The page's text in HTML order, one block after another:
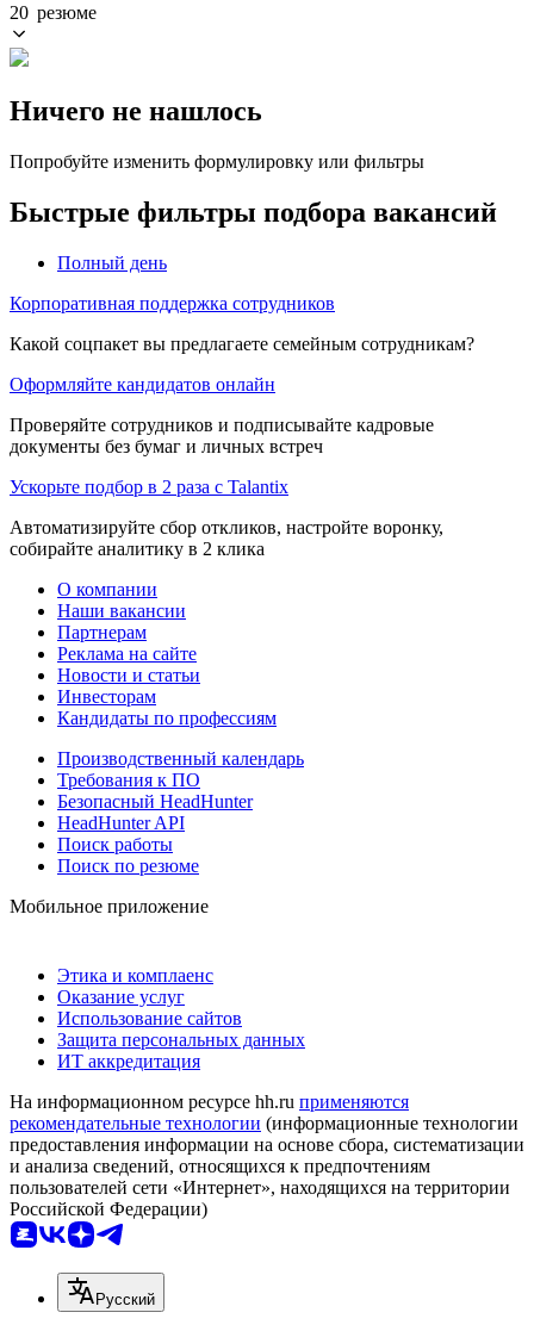
20 резюме
Ничего не нашлось
Попробуйте изменить формулировку или фильтры
Быстрые фильтры подбора вакансий
Полный день
Корпоративная поддержка сотрудников
Какой соцпакет вы предлагаете семейным сотрудникам?
Оформляйте кандидатов онлайн
Проверяйте сотрудников и подписывайте кадровые
документы без бумаг и личных встреч
Ускорьте подбор в 2 раза с Talantix
Автоматизируйте сбор откликов, настройте воронку,
собирайте аналитику в 2 клика
О компании
Наши вакансии
Партнерам
Реклама на сайте
Новости и статьи
Инвесторам
Кандидаты по профессиям
Производственный календарь
Требования к ПО
Безопасный HeadHunter
HeadHunter API
Поиск работы
Поиск по резюме
Мобильное приложение
Этика и комплаенс
Оказание услуг
Использование сайтов
Защита персональных данных
ИТ аккредитация
На информационном ресурсе hh.ru применяются
рекомендательные технологии (информационные технологии
предоставления информации на основе сбора, систематизации
и анализа сведений, относящихся к предпочтениям
пользователей сети «Интернет», находящихся на территории
Российской Федерации)
Русский